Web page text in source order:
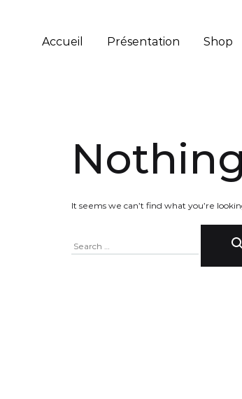
Accueil Présentation Shop
It seems we can’t find what you’re